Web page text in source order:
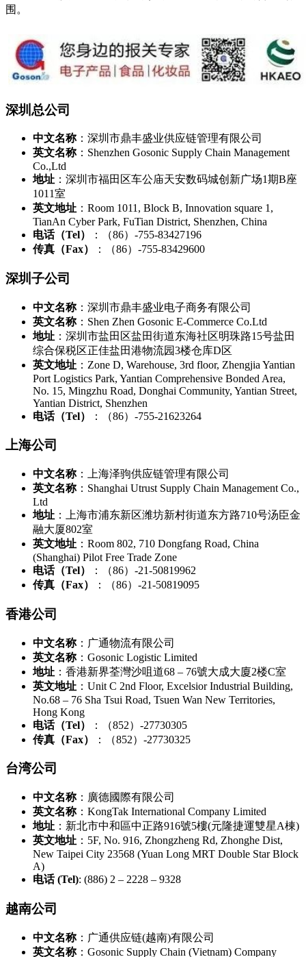
围。
深圳总公司
中文名称：深圳市鼎丰盛业供应链管理有限公司
英文名称：Shenzhen Gosonic Supply Chain Management
Co.,Ltd
地址 ：深圳市福田区车公庙天安数码城创新广场1期B座
1011室
英文地址 ：Room 1011, Block B, Innovation square 1,
TianAn Cyber Park, FuTian District, Shenzhen, China
电话（Tel）
：（86）-755-83427196
传真（Fax）
：（86）-755-83429600
深圳子公司
中文名称：深圳市鼎丰盛业电子商务有限公司
英文名称：Shen Zhen Gosonic E-Commerce Co.Ltd
地址 ：深圳市盐田区盐田街道东海社区明珠路15号盐田
综合保税区正佳盐田港物流园3楼仓库D区
英文地址 ：Zone D, Warehouse, 3rd floor, Zhengjia Yantian
Port Logistics Park, Yantian Comprehensive Bonded Area,
No. 15, Mingzhu Road, Donghai Community, Yantian Street,
Yantian District, Shenzhen
电话（Tel）
：（86）-755-21623264
上海公司
中文名称：上海泽驹供应链管理有限公司
英文名称：Shanghai Utrust Supply Chain Management Co.,
Ltd
地址 ：上海市浦东新区潍坊新村街道东方路710号汤臣金
融大厦802室
英文地址 ：Room 802, 710 Dongfang Road, China
(Shanghai) Pilot Free Trade Zone
电话（Tel）
：（86）-21-50819962
传真（Fax）
：（86）-21-50819095
香港公司
中文名称：广通物流有限公司
英文名称：Gosonic Logistic Limited
地址 ：香港新界荃灣沙咀道68 – 76號大成大廈2楼C室
英文地址 ：Unit C 2nd Floor, Excelsior Industrial Building,
No.68 – 76 Sha Tsui Road, Tsuen Wan New Territories,
Hong Kong
电话（Tel）
：（852）-27730305
传真（Fax）
：（852）-27730325
台湾公司
中文名称：廣德國際有限公司
英文名称：KongTak International Company Limited
地址 ：新北市中和區中正路916號5樓(元隆捷運雙星A棟)
英文地址 ：5F, No. 916, Zhongzheng Rd, Zhonghe Dist,
New Taipei City 23568 (Yuan Long MRT Double Star Block
A)
电话 (Tel): (886) 2 – 2228 – 9328
越南公司
中文名称：广通供应链(越南)有限公司
英文名称：Gosonic Supply Chain (Vietnam) Company